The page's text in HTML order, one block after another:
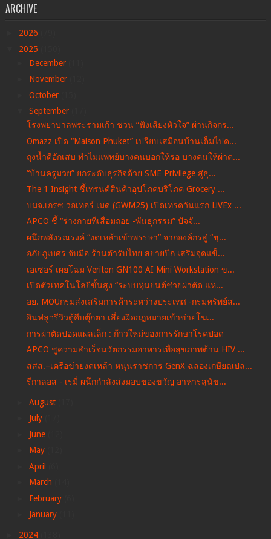
ARCHIVE
2026
2025
December
November
October
September
โรงพยาบาลพระรามเก้า ชวน “ฟังเสียงหัวใจ” ผ่านกิจกร...
Omazz เปิด “Maison Phuket” เปรียบเสมือนบ้านเต็มไปด...
ถุงน้ำดีอักเสบ ทำไมแพทย์บางคนบอกให้รอ บางคนให้ผ่าต...
“บ้านครูมวย” ยกระดับธุรกิจด้วย SME Privilege สู่ธุ...
The 1 Insight ชี้เทรนด์สินค้าอุปโภคบริโภค Grocery ...
บมจ.เกรซ วอเทอร์ เมด (GWM25) เปิดเทรดวันแรก LiVEx ...
APCO ชี้ “ร่างกายที่เสื่อมถอย -​พันธุกรรม” ปัจจั...
ผนึกพลังรณรงค์ “งดเหล้าเข้าพรรษา” จากองค์กรสู่ “ชุ...
อภัยภูเบศร จับมือ ร้านตำรับไทย สยายปีก เสริมจุดแข็...
เอเซอร์ เผยโฉม Veriton GN100 AI Mini Workstation ข...
เปิดตัวเทคโนโลยีขั้นสูง “ระบบหุ่นยนต์ช่วยผ่าตัด แห...
อย. MOUกรมส่งเสริมการค้าระหว่างประเทศ -​กรมทรัพย์ส...
อินฟลูฯรีวิวตู้คีบตุ๊กตา เสี่ยงผิดกฎหมายเข้าข่ายโฆ...
การผ่าตัดปอดแผลเล็ก : ก้าวใหม่ของการรักษาโรคปอด
APCO ชูความสำเร็จนวัตกรรมอาหารเพื่อสุขภาพต้าน HIV ...
สสส.–เครือข่ายงดเหล้า หนุนราชการ GenX ฉลองเกษียณปล...
รีกาลอส -​ เรมี่ ผนึกกำลังส่งมอบของขวัญ อาหารสุนัข...
August
July
June
May
April
March
February
January
2024